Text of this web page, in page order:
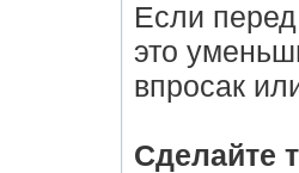
Если
это
впросак
Сделайте